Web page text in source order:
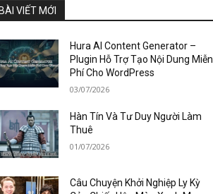
VIẾT MỚI
Hura AI Content Generator –
Plugin Hỗ Trợ Tạo Nội Dung Miễn
Phí Cho WordPress
03/07/2026
Hàn Tín Và Tư Duy Người Làm
Thuê
01/07/2026
Câu Chuyện Khởi Nghiệp Ly Kỳ